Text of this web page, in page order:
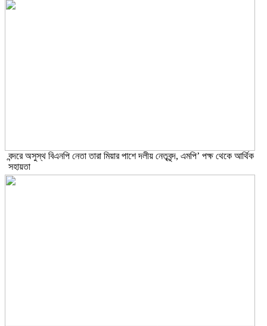
বন্দরে অসুস্থ বিএনপি নেতা তারা মিয়ার পাশে দলীয় নেতৃবৃন্দ, এমপি’ পক্ষ থেকে আর্থিক
সহায়তা